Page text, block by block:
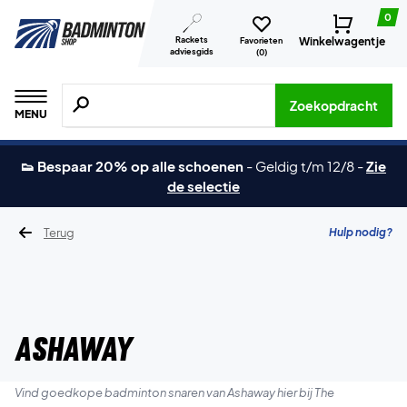
Rackets
adviesgids
Favorieten
(0)
0
Winkelwagentje
MENU
Zoeken naar producten, merken etc.
Zoekopdracht
👟 Bespaar 20% op alle schoenen - Geldig t/m 12/8 -Zie
de selectie
Terug Hulp nodig?
Ashaway
Vind goedkope badminton snaren van Ashaway hier bij The